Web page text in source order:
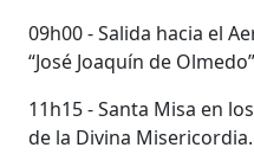
09h00 - Salida hacia el
“José Joaquín de
11h15 - Santa Misa en
de la Divina Misericordia.